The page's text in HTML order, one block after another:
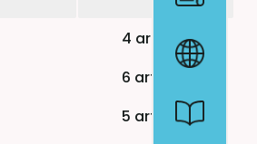
4 articles
6 articles
5 articles